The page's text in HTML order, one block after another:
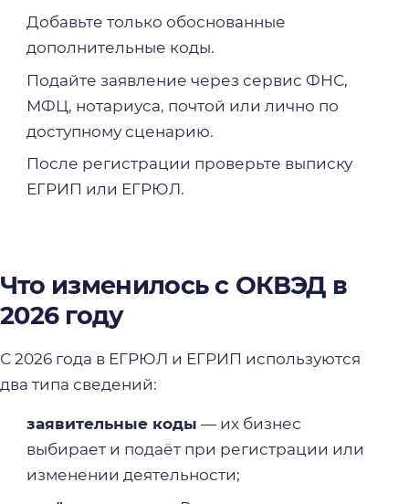
Добавьте только обоснованные
дополнительные коды.
Подайте заявление через сервис ФНС,
МФЦ, нотариуса, почтой или лично по
доступному сценарию.
После регистрации проверьте выписку
ЕГРИП или ЕГРЮЛ.
Что изменилось с ОКВЭД в
2026 году
С 2026 года в ЕГРЮЛ и ЕГРИП используются
два типа сведений:
заявительные коды — их бизнес
выбирает и подаёт при регистрации или
изменении деятельности;